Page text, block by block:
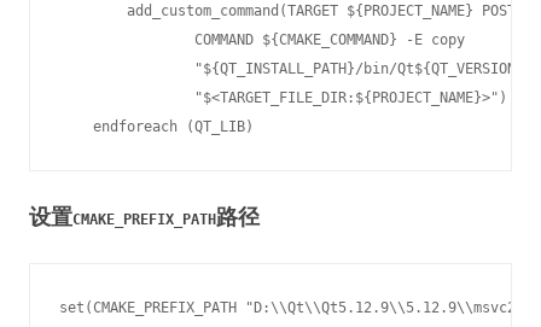
add_custom_command(TARGET ${PROJECT_NAME}
                COMMAND ${CMAKE_COMMAND} -E copy
"${QT_INSTALL_PATH}/bin/
                "$<TARGET_FILE_DIR:${PROJECT_NAME}>")
    endforeach (QT_LIB)
设置CMAKE_PREFIX_PATH 路径
set(CMAKE_PREFIX_PATH